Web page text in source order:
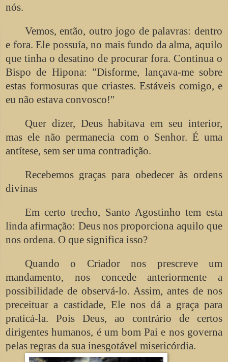
nós.
Vemos, então, outro jogo de palavras: dentro
e fora. Ele possuía, no mais fundo da alma, aquilo
que tinha o desatino de procurar fora. Continua o
Bispo de Hipona: "Disforme, lançava-me sobre
estas formosuras que criastes. Estáveis comigo, e
eu não estava convosco!"
Quer dizer, Deus habitava em seu interior,
mas ele não permanecia com o Senhor. É uma
antítese, sem ser uma contradição.
Recebemos graças para obedecer às ordens
divinas
Em certo trecho, Santo Agostinho tem esta
linda afirmação: Deus nos proporciona aquilo que
nos ordena. O que significa isso?
Quando o Criador nos prescreve um
mandamento, nos concede anteriormente a
possibilidade de observá-lo. Assim, antes de nos
preceituar a castidade, Ele nos dá a graça para
praticá-la. Pois Deus, ao contrário de certos
dirigentes humanos, é um bom Pai e nos governa
pelas regras da sua inesgotável misericórdia.